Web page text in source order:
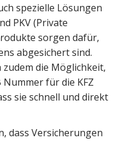
spezielle Lösungen
PKV (Private
sorgen dafür,
abgesichert sind.
die Möglichkeit,
für die KFZ
sie schnell und direkt
dass Versicherungen